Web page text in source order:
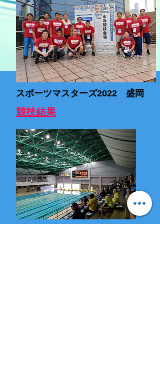
スポーツマスターズ2022 盛岡
競技結果